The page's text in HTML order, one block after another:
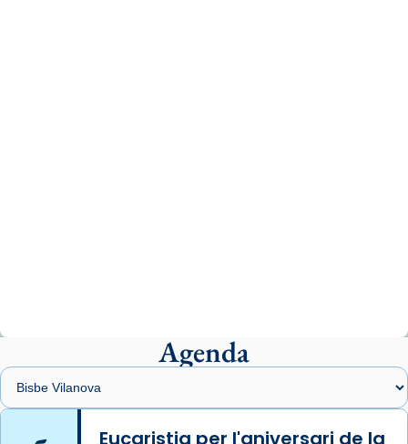
presidit aquest 27 de juliol la missa de Les
Santes de Mataró.
🔗tinyurl.com/cvu5jmbk
📸 J. Merino
Agenda
Eucaristia per l'aniversari de la